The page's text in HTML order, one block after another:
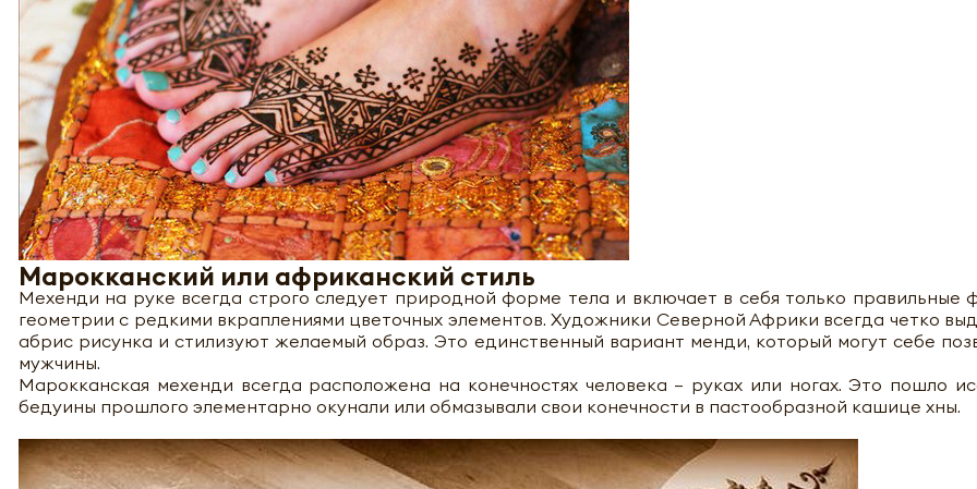
Марокканский или африканский стиль
Мехенди на руке всегда строго следует природной форме тела и включает в себя только правильные
геометрии с редкими вкраплениями цветочных элементов. Художники Северной Африки всегда четко
абрис рисунка и стилизуют желаемый образ. Это единственный вариант менди, который могут себе
мужчины.
Марокканская мехенди всегда расположена на конечностях человека — руках или ногах. Это пошло
бедуины прошлого элементарно окунали или обмазывали свои конечности в пастообразной кашице хны.